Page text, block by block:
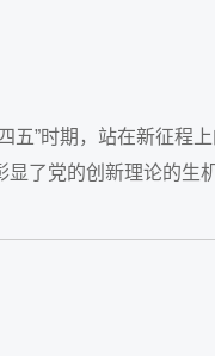
五”时期，站在新征程
显了党的创新理论的生